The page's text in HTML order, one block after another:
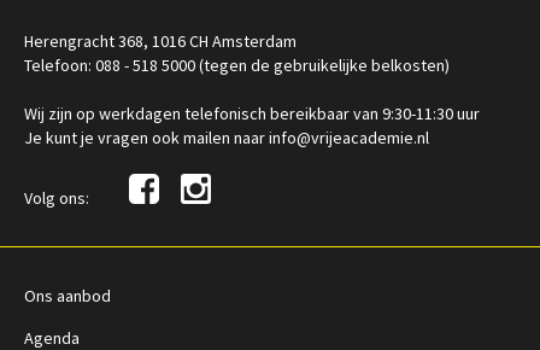
Herengracht 368, 1016 CH Amsterdam
Telefoon: 088 - 518 5000 (tegen de gebruikelijke belkosten)
Wij zijn op werkdagen telefonisch bereikbaar van 9:30-11:30 uur
Je kunt je vragen ook mailen naar info@vrijeacademie.nl
Volg ons:
Ons aanbod
Agenda